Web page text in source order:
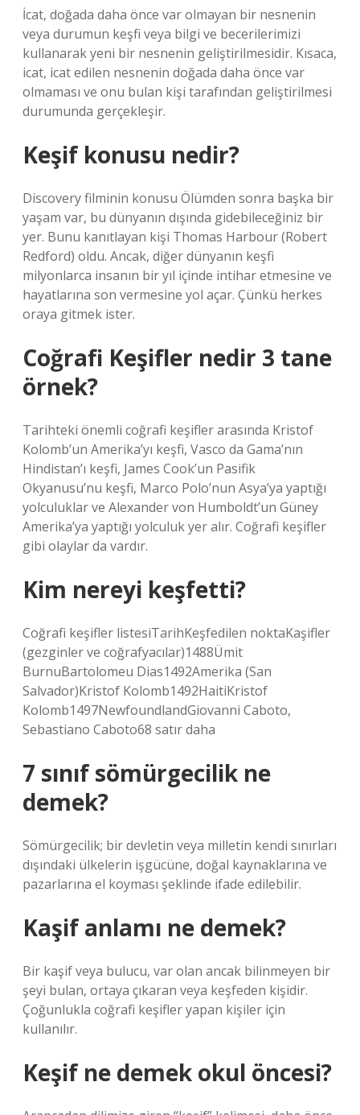
İcat, doğada daha önce var olmayan bir nesnenin
veya durumun keşfi veya bilgi ve becerilerimizi
kullanarak yeni bir nesnenin geliştirilmesidir. Kısaca,
icat, icat edilen nesnenin doğada daha önce var
olmaması ve onu bulan kişi tarafından geliştirilmesi
durumunda gerçekleşir.
Keşif konusu nedir?
Discovery filminin konusu Ölümden sonra başka bir
yaşam var, bu dünyanın dışında gidebileceğiniz bir
yer. Bunu kanıtlayan kişi Thomas Harbour (Robert
Redford) oldu. Ancak, diğer dünyanın keşfi
milyonlarca insanın bir yıl içinde intihar etmesine ve
hayatlarına son vermesine yol açar. Çünkü herkes
oraya gitmek ister.
Coğrafi Keşifler nedir 3 tane
örnek?
Tarihteki önemli coğrafi keşifler arasında Kristof
Kolomb’un Amerika’yı keşfi, Vasco da Gama’nın
Hindistan’ı keşfi, James Cook’un Pasifik
Okyanusu’nu keşfi, Marco Polo’nun Asya’ya yaptığı
yolculuklar ve Alexander von Humboldt’un Güney
Amerika’ya yaptığı yolculuk yer alır. Coğrafi keşifler
gibi olaylar da vardır.
Kim nereyi keşfetti?
Coğrafi keşifler listesiTarihKeşfedilen noktaKaşifler
(gezginler ve coğrafyacılar)1488Ümit
BurnuBartolomeu Dias1492Amerika (San
Salvador)Kristof Kolomb1492HaitiKristof
Kolomb1497NewfoundlandGiovanni Caboto,
Sebastiano Caboto68 satır daha
7 sınıf sömürgecilik ne
demek?
Sömürgecilik; bir devletin veya milletin kendi sınırları
dışındaki ülkelerin işgücüne, doğal kaynaklarına ve
pazarlarına el koyması şeklinde ifade edilebilir.
Kaşif anlamı ne demek?
Bir kaşif veya bulucu, var olan ancak bilinmeyen bir
şeyi bulan, ortaya çıkaran veya keşfeden kişidir.
Çoğunlukla coğrafi keşifler yapan kişiler için
kullanılır.
Keşif ne demek okul öncesi?